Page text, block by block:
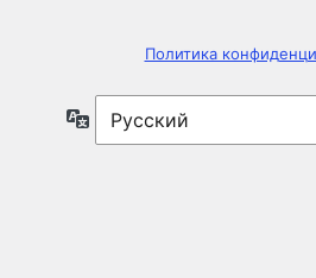
Политика
Язык